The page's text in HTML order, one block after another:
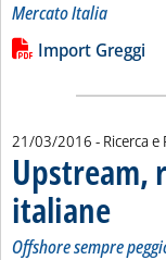
Mercato Italia
Leggi tutta la
Lista allegati
Import Greggi
21/03/2016 - Ricerca
Upstream,
italiane .
Offshore sempre